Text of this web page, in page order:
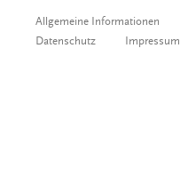
Allgemeine Informationen
Datenschutz
Impressum